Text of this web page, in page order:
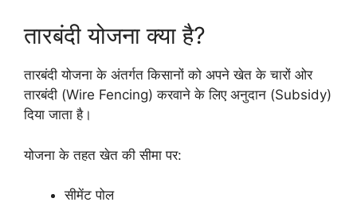
तारबंदी योजना क्या है?
तारबंदी योजना के अंतर्गत किसानों को अपने खेत के चारों ओर
तारबंदी (Wire Fencing) करवाने के लिए अनुदान (Subsidy)
दिया जाता है।
योजना के तहत खेत की सीमा पर:
सीमेंट पोल